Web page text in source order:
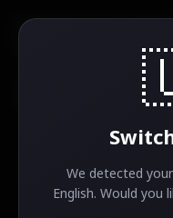
We detected
English. Would you
人気エアドロップ